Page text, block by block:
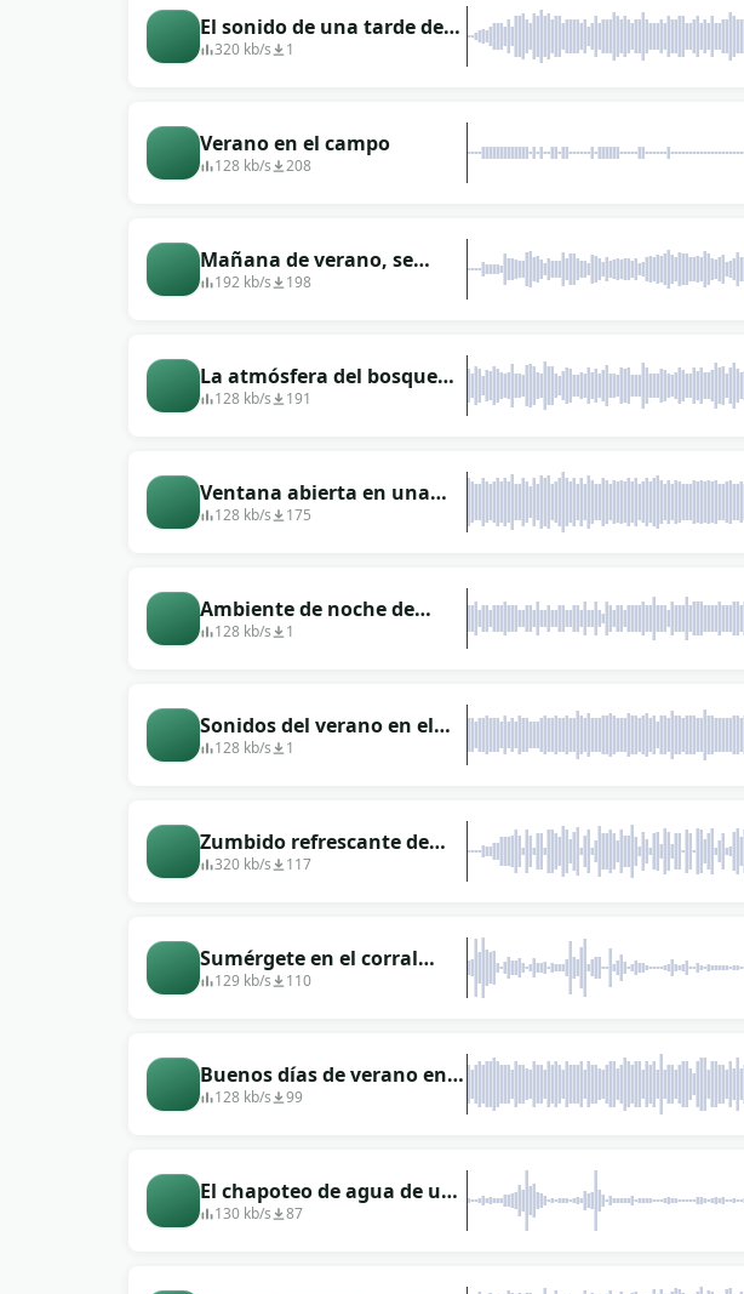
El sonido de una tarde de
verano.
320 kb/s 1
Verano en el campo
128 kb/s 208
Mañana de verano, se
llama un pájaro alegre.
192 kb/s 198
La atmósfera del bosque
nocturno de verano.
128 kb/s 191
Ventana abierta en una
casa de pueblo
128 kb/s 175
Ambiente de noche de
verano
128 kb/s 1
Sonidos del verano en el
pueblo.
128 kb/s 1
Zumbido refrescante de
fondo en una mañana de
320 kb/s 117
Sumérgete en el corral
corriendo
129 kb/s 110
Buenos días de verano en
el pueblo.
128 kb/s 99
El chapoteo de agua de un
pez saltando a la
130 kb/s 87